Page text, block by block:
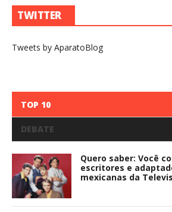
TWITTER
Tweets by AparatoBlog
TOP 10
DEBATE
Quero saber: Você
escritores e
mexicanas da